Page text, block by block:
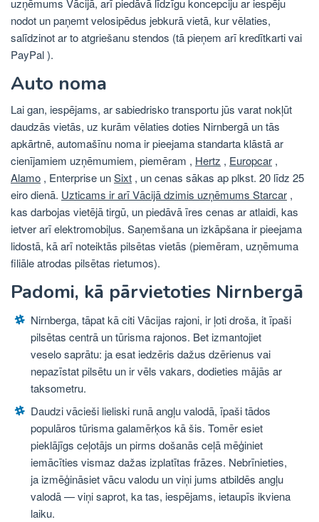
uzņēmums Vācijā, arī piedāvā līdzīgu koncepciju ar iespēju
nodot un paņemt velosipēdus jebkurā vietā, kur vēlaties,
salīdzinot ar to atgriešanu stendos (tā pieņem arī kredītkarti vai
PayPal ).
Auto noma
Lai gan, iespējams, ar sabiedrisko transportu jūs varat nokļūt
daudzās vietās, uz kurām vēlaties doties Nirnbergā un tās
apkārtnē, automašīnu noma ir pieejama standarta klāstā ar
cienījamiem uzņēmumiem, piemēram , Hertz , Europcar ,
Alamo , Enterprise unSixt , un cenas sākas ap plkst. 20 līdz 25
eiro dienā. Uzticams ir arī Vācijā dzimis uzņēmums Starcar ,
kas darbojas vietējā tirgū, un piedāvā īres cenas ar atlaidi, kas
ietver arī elektromobiļus. Saņemšana un izkāpšana ir pieejama
lidostā, kā arī noteiktās pilsētas vietās (piemēram, uzņēmuma
filiāle atrodas pilsētas rietumos).
Padomi, kā pārvietoties Nirnbergā
Nirnberga, tāpat kā citi Vācijas rajoni, ir ļoti droša, it īpaši
pilsētas centrā un tūrisma rajonos. Bet izmantojiet
veselo saprātu: ja esat iedzēris dažus dzērienus vai
nepazīstat pilsētu un ir vēls vakars, dodieties mājās ar
taksometru.
Daudzi vācieši lieliski runā angļu valodā, īpaši tādos
populāros tūrisma galamērķos kā šis. Tomēr esiet
pieklājīgs ceļotājs un pirms došanās ceļā mēģiniet
iemācīties vismaz dažas izplatītas frāzes. Nebrīnieties,
ja izmēģināsiet vācu valodu un viņi jums atbildēs angļu
valodā — viņi saprot, ka tas, iespējams, ietaupīs ikviena
laiku.